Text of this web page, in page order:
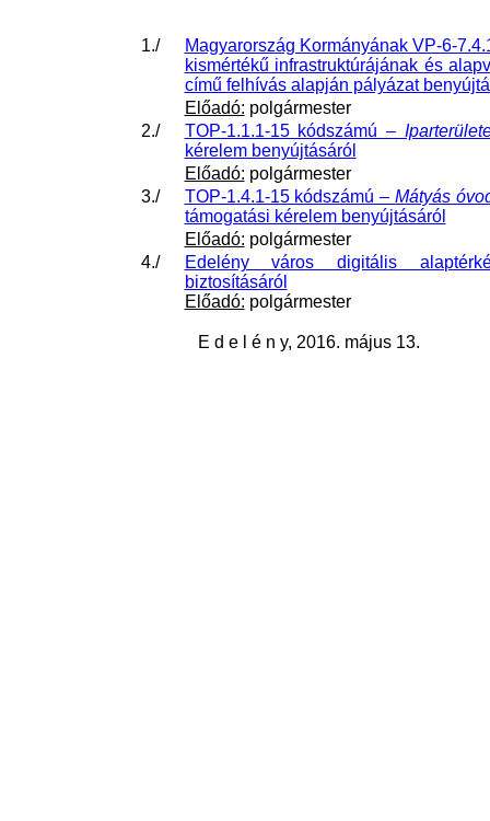
1./
Magyarország Kormányának VP-6-
kismértékű infrastruktúrájának és
című felhívás alapján pályázat
Előadó: polgármester
2./
TOP-1.1.1-15 kódszámú –
kérelem benyújtásáról
Előadó: polgármester
3./
TOP-1.4.1-15 kódszámú –Mátyás
támogatási kérelem benyújtásáról
Előadó: polgármester
4./
Edelény város digitális
biztosításáról
Előadó: polgármester
E d e l é n y, 2016. május 13.